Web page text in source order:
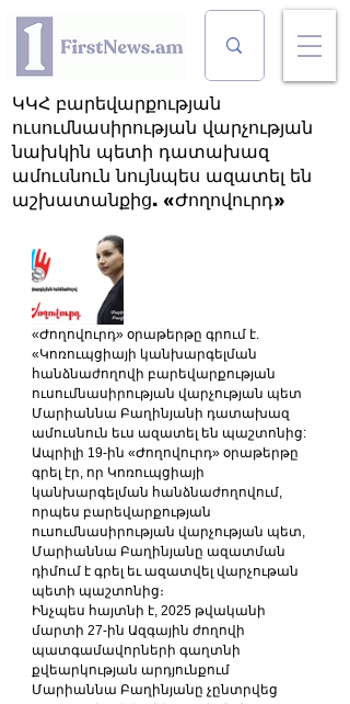
ԿԿՀ բարեվարքության
ուսումնասիրության վարչության
նախկին պետի դատախազ
ամուսնուն նույնպես ազատել են
աշխատանքից. «Ժողովուրդ»
«Ժողովուրդ» օրաթերթը գրում է.
«Կոռուպցիայի կանխարգելման
հանձնաժողովի բարեվարքության
ուսումնասիրության վարչության պետ
Մարիաննա Բաղինյանի դատախազ
ամուսնուն եւս ազատել են պաշտոնից:
Ապրիլի 19-ին «Ժողովուրդ» օրաթերթը
գրել էր, որ Կոռուպցիայի
կանխարգելման հանձնաժողովում,
որպես բարեվարքության
ուսումնասիրության վարչության պետ,
Մարիաննա Բաղինյանը ազատման
դիմում է գրել եւ ազատվել վարչութան
պետի պաշտոնից։
Ինչպես հայտնի է, 2025 թվականի
մարտի 27-ին Ազգային ժողովի
պատգամավորների գաղտնի
քվեարկության արդյունքում
Մարիաննա Բաղինյանը չընտրվեց